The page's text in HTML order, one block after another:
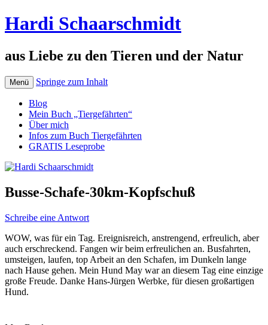
Hardi Schaarschmidt
aus Liebe zu den Tieren und der Natur
Menü Springe zum Inhalt
Blog
Mein Buch „Tiergefährten“
Über mich
Infos zum Buch Tiergefährten
GRATIS Leseprobe
Busse-Schafe-30km-Kopfschuß
Schreibe eine Antwort
WOW, was für ein Tag. Ereignisreich, anstrengend, erfreulich, aber
auch erschreckend. Fangen wir beim erfreulichen an. Busfahrten,
umsteigen, laufen, top Arbeit an den Schafen, im Dunkeln lange
nach Hause gehen. Mein Hund May war an diesem Tag eine einzige
große Freude. Danke Hans-Jürgen Werbke, für diesen großartigen
Hund.